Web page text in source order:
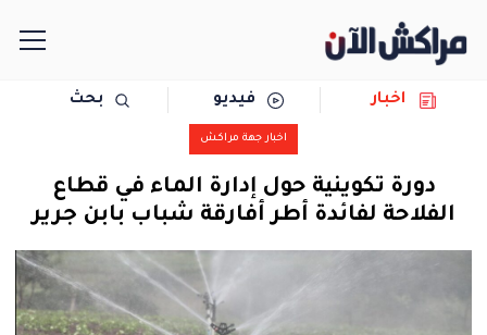
سياسة
اخبار فيديو بحث
اخبار جهة مراكش
دورة تكوينية حول إدارة الماء في قطاع
الفلاحة لفائدة أطر أفارقة شباب بابن جرير